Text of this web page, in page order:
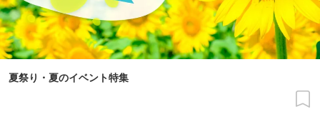
夏祭り・夏のイベント特集